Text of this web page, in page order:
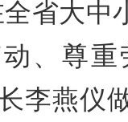
全省大
、尊
李燕仪